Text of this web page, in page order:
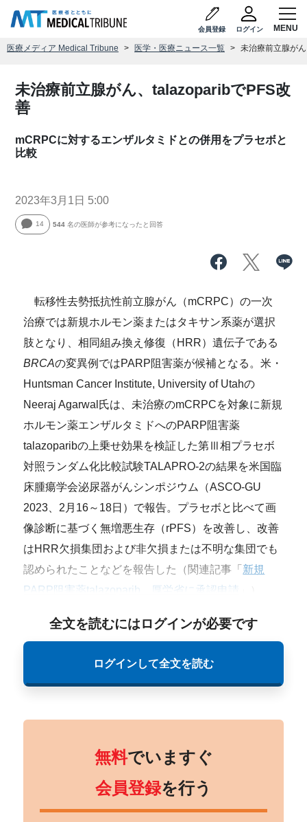
会員登録 ログイン
医療メディア Medical Tribune 医学・医療ニュース一覧 未治療前立腺が
未治療前立腺がん、talazoparibでPFS改
善
mCRPCに対するエンザルタミドとの併用をプラセボと
比較
2023年3月1日 5:00
14 544 名の医師が参考になったと回答
転移性去勢抵抗性前立腺がん（mCRPC）の一次
治療では新規ホルモン薬またはタキサン系薬が選択
肢となり、相同組み換え修復（HRR）遺伝子である
BRCAの変異例ではPARP阻害薬が候補となる。米・
Huntsman Cancer Institute, University of Utahの
Neeraj Agarwal氏は、未治療のmCRPCを対象に新規
ホルモン薬エンザルタミドへのPARP阻害薬
talazoparibの上乗せ効果を検証した第Ⅲ相プラセボ
対照ランダム化比較試験TALAPRO-2の結果を米国臨
床腫瘍学会泌尿器がんシンポジウム（ASCO-GU
2023、2月16～18日）で報告。プラセボと比べて画
像診断に基づく無増悪生存（rPFS）を改善し、改善
はHRR欠損集団および非欠損または不明な集団でも
認められたことなどを報告した（関連記事「 新規
PARP阻害薬talazoparib、厚労省に承認申請
全文を読むにはログインが必要です
ログインして全文を読む
無料でいますぐ
会員登録を行う